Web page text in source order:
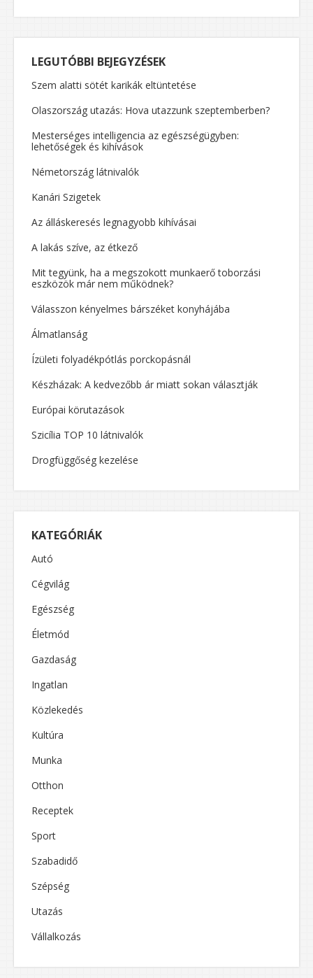
LEGUTÓBBI BEJEGYZÉSEK
Szem alatti sötét karikák eltüntetése
Olaszország utazás: Hova utazzunk szeptemberben?
Mesterséges intelligencia az egészségügyben:
lehetőségek és kihívások
Németország látnivalók
Kanári Szigetek
Az álláskeresés legnagyobb kihívásai
A lakás szíve, az étkező
Mit tegyünk, ha a megszokott munkaerő toborzási
eszközök már nem működnek?
Válasszon kényelmes bárszéket konyhájába
Álmatlanság
Ízületi folyadékpótlás porckopásnál
Készházak: A kedvezőbb ár miatt sokan választják
Európai körutazások
Szicília TOP 10 látnivalók
Drogfüggőség kezelése
KATEGÓRIÁK
Autó
Cégvilág
Egészség
Életmód
Gazdaság
Ingatlan
Közlekedés
Kultúra
Munka
Otthon
Receptek
Sport
Szabadidő
Szépség
Utazás
Vállalkozás